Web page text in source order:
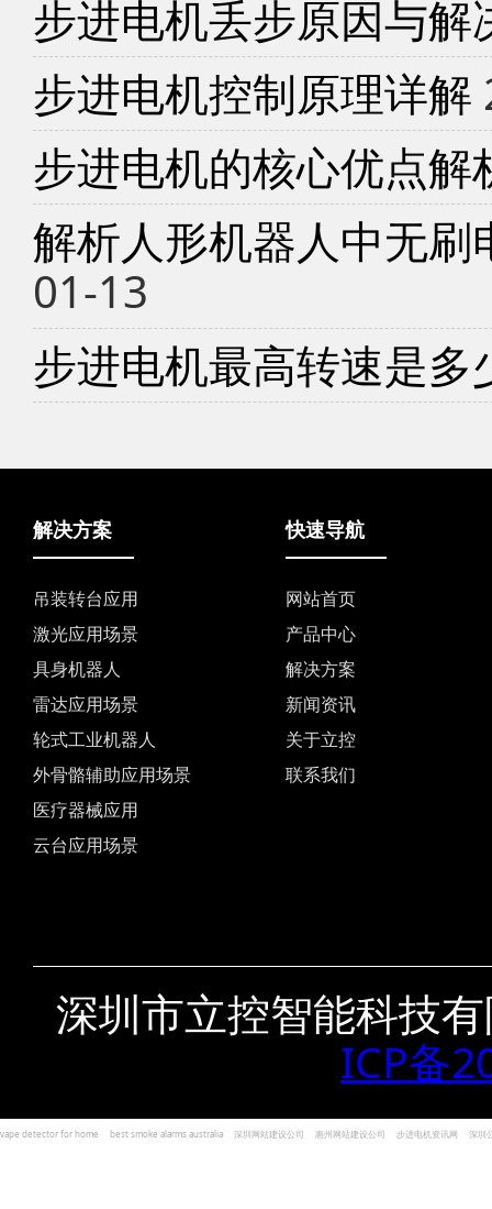
步进电机丢步原因与解
步进电机控制原理详解
步进电机的核心优点解
解析人形机器人中无
01-13
步进电机最高转速是多
解决方案
吊装转台应用
激光应用场景
具身机器人
雷达应用场景
轮式工业机器人
外骨骼辅助应用场景
医疗器械应用
云台应用场景
快速导航
网站首页
产品中心
解决方案
新闻资讯
关于立控
联系我们
深圳市立控智能科技
ICP备
vape detector for home best smoke alarms australia 深圳网站建设公司 惠州网站建设公司 步进电机资讯网 深圳